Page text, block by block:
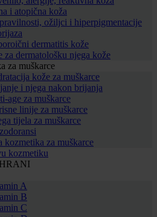
i atopična koža
ožiljci i hiperpigmentacije
dermatitis kože
za dermatološku njega kože
za muškarce
kože za muškarce
i njega nakon brijanja
age za muškarce
linije za muškarce
tijela za muškarce
kozmetika za muškarce
kozmetiku
A
B
C